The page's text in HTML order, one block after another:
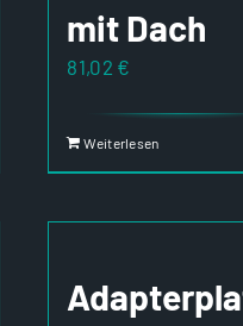
mit Dach
81,02 €
Weiterlesen